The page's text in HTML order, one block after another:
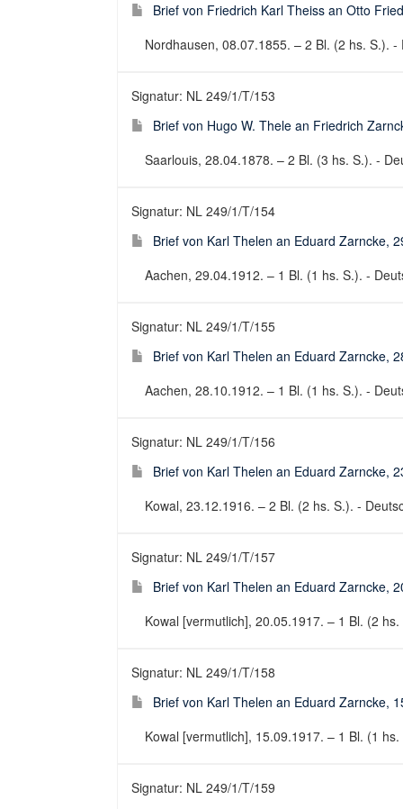
Brief von Friedrich Karl Theiss an Otto
Nordhausen, 08.07.1855. – 2 Bl. (2 hs. S.).
Signatur: NL 249/1/T/153
Brief von Hugo W. Thele an Friedrich
Saarlouis, 28.04.1878. – 2 Bl. (3 hs. S.). -
Signatur: NL 249/1/T/154
Brief von Karl Thelen an Eduard Zarncke,
Aachen, 29.04.1912. – 1 Bl. (1 hs. S.). -
Signatur: NL 249/1/T/155
Brief von Karl Thelen an Eduard Zarncke,
Aachen, 28.10.1912. – 1 Bl. (1 hs. S.). -
Signatur: NL 249/1/T/156
Brief von Karl Thelen an Eduard Zarncke,
Kowal, 23.12.1916. – 2 Bl. (2 hs. S.). -
Signatur: NL 249/1/T/157
Brief von Karl Thelen an Eduard Zarncke,
Kowal [vermutlich], 20.05.1917. – 1 Bl. (2
Signatur: NL 249/1/T/158
Brief von Karl Thelen an Eduard Zarncke,
Kowal [vermutlich], 15.09.1917. – 1 Bl. (1
Signatur: NL 249/1/T/159